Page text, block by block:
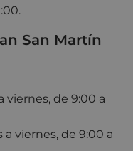
San Martín
viernes, de 9:00 a
a viernes, de 9:00 a